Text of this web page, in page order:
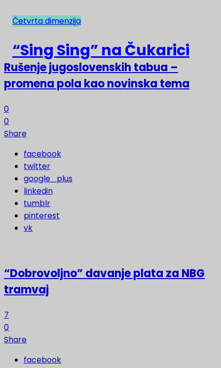
NAJNOVIJE
Rušenje jugoslovenskih tabua –
promena pola kao novinska tema
0
0
Share
facebook
twitter
google_plus
linkedin
tumblr
pinterest
vk
“Dobrovoljno” davanje plata za NBG
tramvaj
7
0
Share
facebook
Četvrta dimenzija
“Sing Sing” na Čukarici